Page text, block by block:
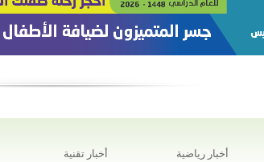
أخبار رياضية أخبار تقنية